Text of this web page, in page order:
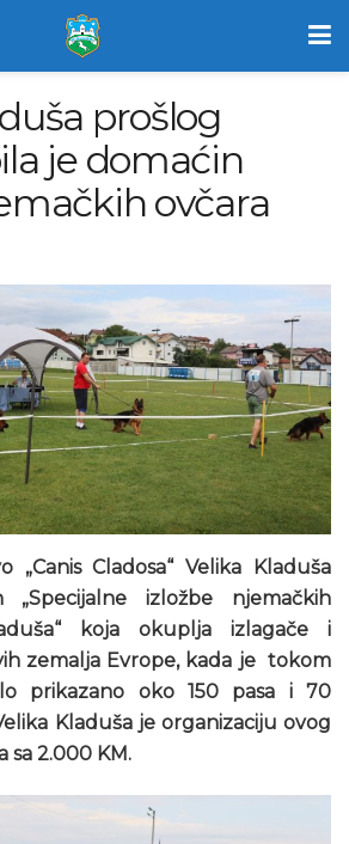
prošlog
je domaćin
ovčara
„Canis Cladosa“ Velika Kladuša
izložbe njemačkih
koja okuplja izlagače i
zemalja Evrope, kada je tokom
prikazano oko 150 pasa i 70
Kladuša je organizaciju ovog
sa 2.000 KM.